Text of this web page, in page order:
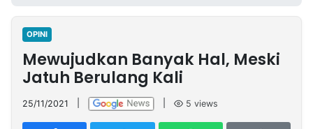
Nasional
International
Olahraga
Entertainment
Daerah
Pariwisata
Kuliner
Kolom
Network
OPINI
Mewujudkan Banyak Hal, Meski
Jatuh Berulang Kali
25/11/2021 5 views